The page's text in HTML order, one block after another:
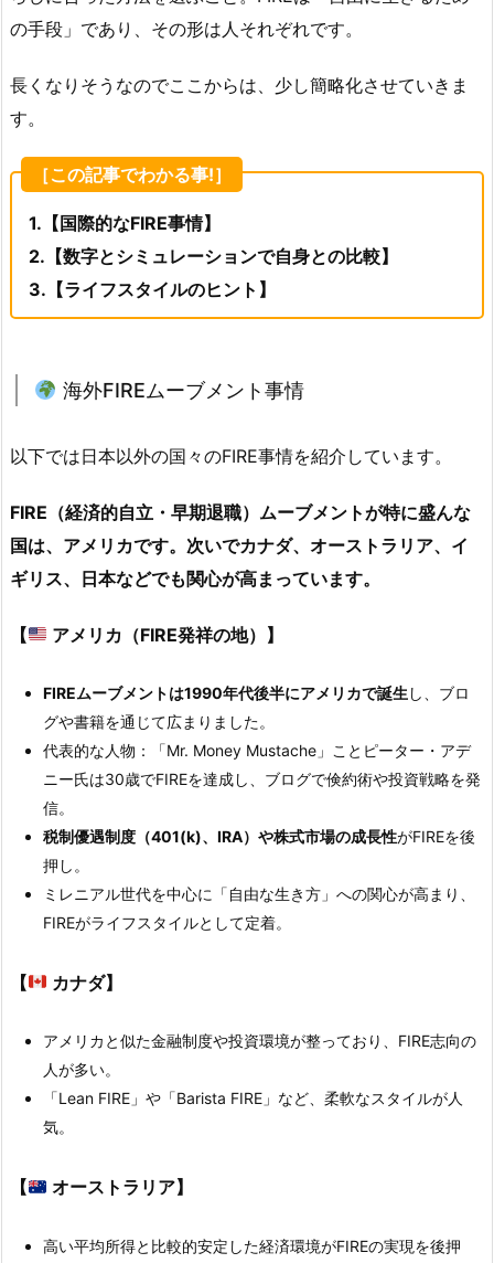
の手段」であり、その形は人それぞれです。
長くなりそうなのでここからは、少し簡略化させていきま
す。
［この記事でわかる事!］
1.【国際的なFIRE事情】
2.【数字とシミュレーションで自身との比較】
3.【ライフスタイルのヒント】
海外FIREムーブメント事情
以下では日本以外の国々のFIRE事情を紹介しています。
FIRE（経済的自立・早期退職）ムーブメントが特に盛んな
国は、アメリカです。次いでカナダ、オーストラリア、イ
ギリス、日本などでも関心が高まっています。
【 アメリカ（FIRE発祥の地）】
FIREムーブメントは1990年代後半にアメリカで誕生 し、ブロ
グや書籍を通じて広まりました。
代表的な人物：「Mr. Money Mustache」ことピーター・アデ
ニー氏は30歳でFIREを達成し、ブログで倹約術や投資戦略を発
信。
税制優遇制度（401(k)、IRA）や株式市場の成長性がFIREを後
押し。
ミレニアル世代を中心に「自由な生き方」への関心が高まり、
FIREがライフスタイルとして定着。
【 カナダ】
アメリカと似た金融制度や投資環境が整っており、FIRE志向の
人が多い。
「Lean FIRE」や「Barista FIRE」など、柔軟なスタイルが人
気。
【 オーストラリア】
高い平均所得と比較的安定した経済環境がFIREの実現を後押